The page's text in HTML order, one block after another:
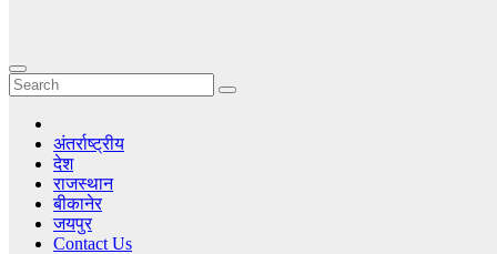
अंतर्राष्ट्रीय
देश
राजस्थान
बीकानेर
जयपुर
Contact Us